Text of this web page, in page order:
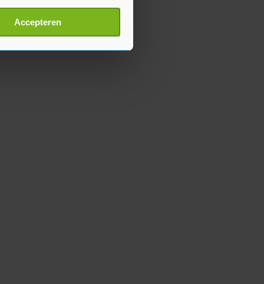
detailgedeelte
cookiepagina kun je
Accepteren